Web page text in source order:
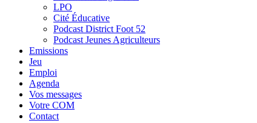
LPO
Cité Éducative
Podcast District Foot 52
Podcast Jeunes Agriculteurs
Emissions
Jeu
Emploi
Agenda
Vos messages
Votre COM
Contact